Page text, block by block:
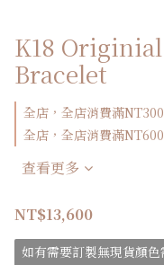
K18
Bracelet
全店，全店消費滿
全店，全店消費滿
查看更多
NT$13,600
如有需要訂製無現貨顏